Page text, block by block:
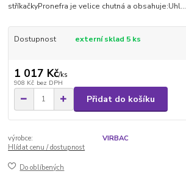
stříkačkyPronefra je velice chutná a obsahuje:Uhl...
Dostupnost externí sklad 5 ks
1 017 Kč/ks
908 Kč bez DPH
Přidat do košíku
výrobce:
VIRBAC
Hlídat cenu / dostupnost
Do oblíbených